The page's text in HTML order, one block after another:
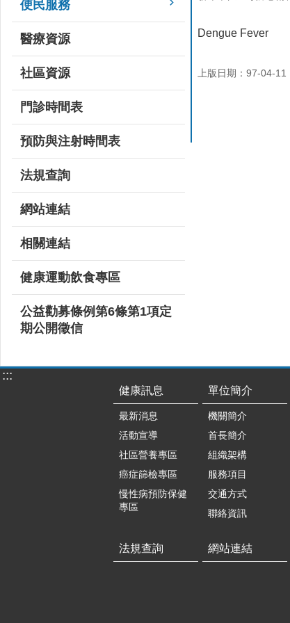
便民服務
醫療資源
社區資源
門診時間表
預防與注射時間表
法規查詢
網站連結
相關連結
健康運動飲食專區
公益勸募條例第6條第1項定
期公開徵信
Dengue Fever
上版日期：97-04-11
:::
健康訊息
最新消息
活動宣導
社區營養專區
癌症篩檢專區
慢性病預防保健
專區
單位簡介
機關簡介
首長簡介
組織架構
服務項目
交通方式
聯絡資訊
法規查詢 網站連結